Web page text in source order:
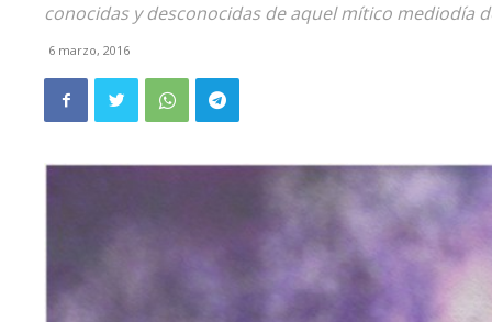
conocidas y desconocidas de aquel mítico mediodía
6 marzo, 2016